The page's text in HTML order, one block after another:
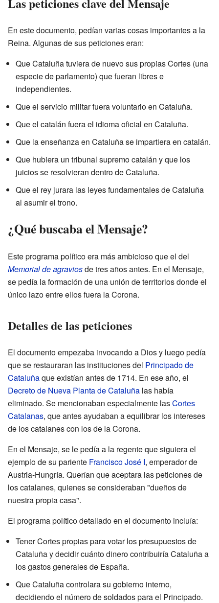
En este documento, pedían varias cosas importantes a la
Reina. Algunas de sus peticiones eran:
Que Cataluña tuviera de nuevo sus propias Cortes (una
especie de parlamento) que fueran libres e
independientes.
Que el servicio militar fuera voluntario en Cataluña.
Que el catalán fuera el idioma oficial en Cataluña.
Que la enseñanza en Cataluña se impartiera en catalán.
Que hubiera un tribunal supremo catalán y que los
juicios se resolvieran dentro de Cataluña.
Que el rey jurara las leyes fundamentales de Cataluña
al asumir el trono.
¿Qué buscaba el Mensaje?
Este programa político era más ambicioso que el del
Memorial de agraviosde tres años antes. En el Mensaje,
se pedía la formación de una unión de territorios donde el
único lazo entre ellos fuera la Corona.
Detalles de las peticiones
El documento empezaba invocando a Dios y luego pedía
que se restauraran las instituciones del Principado de
Cataluñaque existían antes de 1714. En ese año, el
Decreto de Nueva Planta de Cataluña las había
eliminado. Se mencionaban especialmente lasCortes
Catalanas, que antes ayudaban a equilibrar los intereses
de los catalanes con los de la Corona.
En el Mensaje, se le pedía a la regente que siguiera el
ejemplo de su pariente Francisco José I, emperador de
Austria-Hungría. Querían que aceptara las peticiones de
los catalanes, quienes se consideraban "dueños de
nuestra propia casa".
El programa político detallado en el documento incluía:
Tener Cortes propias para votar los presupuestos de
Cataluña y decidir cuánto dinero contribuiría Cataluña a
los gastos generales de España.
Que Cataluña controlara su gobierno interno,
decidiendo el número de soldados para el Principado.